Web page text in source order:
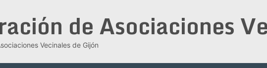
de Asociaciones
Vecinales de Gijón